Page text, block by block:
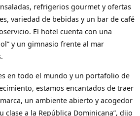
refrigerios gourmet y ofertas
variedad de bebidas y un bar de café
El hotel cuenta con una
y un gimnasio frente al mar
en todo el mundo y un portafolio de
estamos encantados de traer
un ambiente abierto y acogedor
clase a la República Dominicana”, dijo